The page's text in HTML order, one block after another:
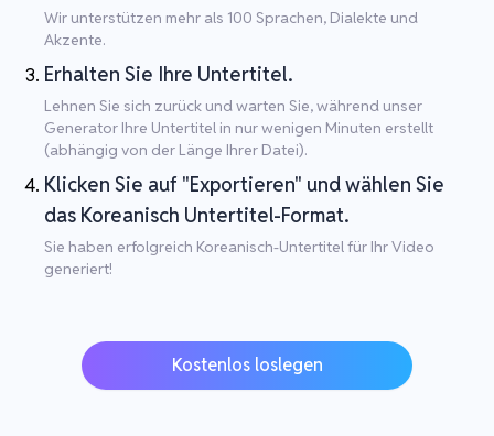
Wir unterstützen mehr als 100 Sprachen, Dialekte und
Akzente.
Erhalten Sie Ihre Untertitel.
Lehnen Sie sich zurück und warten Sie, während unser
Generator Ihre Untertitel in nur wenigen Minuten erstellt
(abhängig von der Länge Ihrer Datei).
Klicken Sie auf "Exportieren" und wählen Sie
das Koreanisch Untertitel-Format.
Sie haben erfolgreich Koreanisch-Untertitel für Ihr Video
generiert!
Kostenlos loslegen